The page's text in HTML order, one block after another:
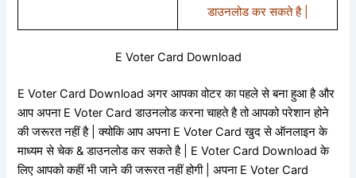
डाउनलोड कर सकते है |
E Voter Card Download
E Voter Card Download अगर आपका वोटर का पहले से बना हुआ है और
आप अपना E Voter Card डाउनलोड करना चाहते है तो आपको परेशान होने
की जरूरत नहीं है | क्योकि आप अपना E Voter Card खुद से ऑनलाइन के
माध्यम से चेक & डाउनलोड कर सकते है | E Voter Card Download के
लिए आपको कहीं भी जाने की जरूरत नहीं होगी | अपना E Voter Card